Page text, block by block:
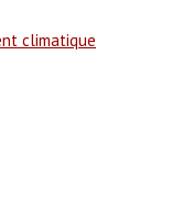
climatique